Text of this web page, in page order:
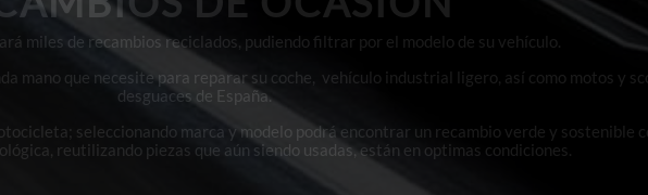
miles de recambios reciclados, pudiendo filtrar por el modelo de su vehículo.
mano que necesite para reparar su coche, vehículo industrial ligero, así como motos y
desguaces de España.
seleccionando marca y modelo podrá encontrar un recambio verde y sostenible
reutilizando piezas que aún siendo usadas, están en optimas condiciones.